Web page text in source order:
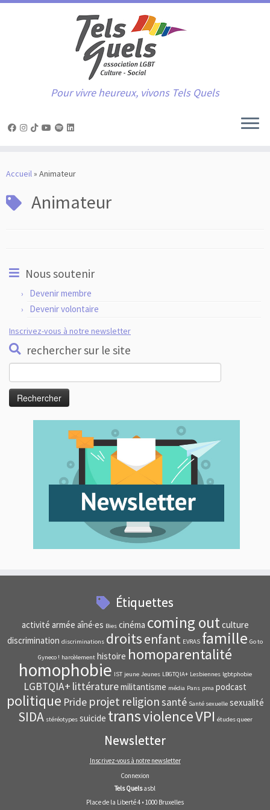
au
Pour vivre heureux, vivons Tels Quels
Accueil» Animateur
Animateur
Nous soutenir
Devenir membre
Devenir volontaire
Inscrivez-vous à notre newsletter
rechercher sur le site
Étiquettes
activité armée aîné·es Bies cinéma coming outculture
discrimination discriminations droitsenfant EVRAS famille Go to
Gyneco ! harcèlement histoire homoparentalité
homophobie IST jeune Jeunes LBGTQIA+ Lesbiennes lgbtphobie
LGBTQIA+ littératuremilitantisme média Pans pma podcast
politique Pride projet religionsanté Santé sexuelle sexualité
SIDA stéréotypes suicide transviolenceVPI études queer
Newsletter
Inscrivez-vous à notre newsletter
Connexion
Tels Quelsasbl
Place de la Liberté 4 • 1000 Bruxelles